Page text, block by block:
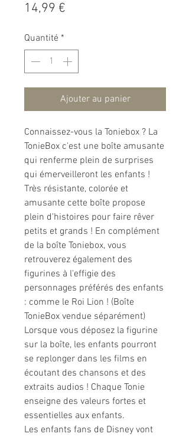
14,99 €
Quantité *
Ajouter au panier
Connaissez-vous la Toniebox ? La
TonieBox c'est une boîte amusante
qui renferme plein de surprises
qui émerveilleront les enfants !
Très résistante, colorée et
amusante cette boîte propose
plein d'histoires pour faire rêver
petits et grands ! En complément
de la boîte Toniebox, vous
retrouverez également des
figurines à l'effigie des
personnages préférés des enfants
: comme le Roi Lion ! (Boîte
TonieBox vendue séparément)
Lorsque vous déposez la figurine
sur la boîte, les enfants pourront
se replonger dans les films en
écoutant des chansons et des
extraits audios ! Chaque Tonie
enseigne des valeurs fortes et
essentielles aux enfants.
Les enfants fans de Disney vont